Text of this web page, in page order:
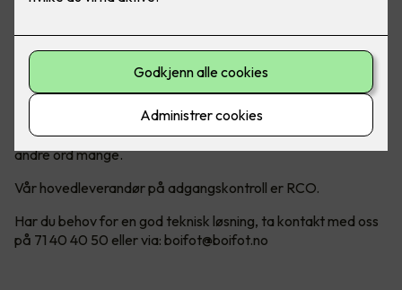
I programvaren R-CARD M5 bestemmer du selv hvilken
programmering en brikke skal ha. Du kan bruke rettigheter til
å styre brukernes tilgang til ulike dører og hvilke tider de skal
ha tilgang. Dersom en kodebrikke blir borte, kan du enkelt
slette eller blokkere den via programvaren. Kodebrikken kan
også brukes til å slå alarmen på eller av. Mulighetene er med
andre ord mange.
Vår hovedleverandør på adgangskontroll er RCO.
Har du behov for en god teknisk løsning, ta kontakt med oss
på 71 40 40 50 eller via: boifot@boifot.no